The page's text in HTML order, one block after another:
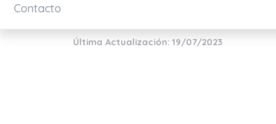
Contacto
Última Actualización: 19/07/2023